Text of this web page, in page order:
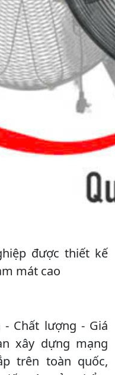
được thiết kế
mát cao
Chất lượng - Giá
xây dựng mạng
trên toàn quốc,